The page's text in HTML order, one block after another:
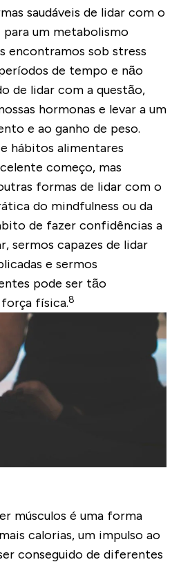
saudáveis de lidar com o
para um metabolismo
encontramos sob stress
de tempo e não
de lidar com a questão,
hormonas e levar a um
e ao ganho de peso.
hábitos alimentares
começo, mas
formas de lidar com o
do mindfulness ou da
de fazer confidências a
sermos capazes de lidar
e sermos
pode ser tão
física.8
músculos é uma forma
calorias, um impulso ao
conseguido de diferentes